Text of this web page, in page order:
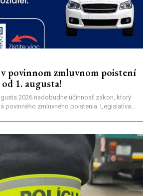
povinnom zmluvnom poistení
1. augusta!
2026 nadobudne účinnosť zákon, ktorý
povinného zmluvného poistenia. Legislatíva...